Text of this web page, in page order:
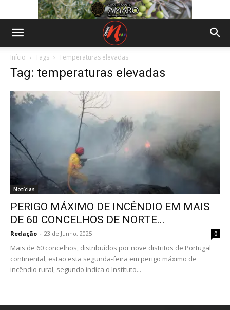
Início Tags Temperaturas elevadas
Tag: temperaturas elevadas
Notícias
PERIGO MÁXIMO DE INCÊNDIO EM MAIS
DE 60 CONCELHOS DE NORTE...
Redação - 23 de Junho, 2025 0
Mais de 60 concelhos, distribuídos por nove distritos de Portugal
continental, estão esta segunda-feira em perigo máximo de
incêndio rural, segundo indica o Instituto...